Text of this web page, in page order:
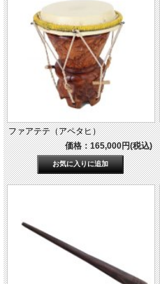
ファアテテ（アペタヒ）
価格：165,000円(税込)